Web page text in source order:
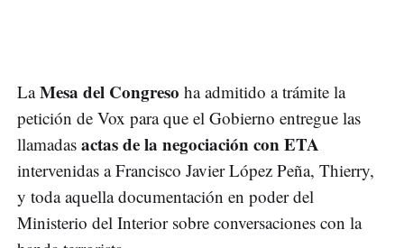
LaMesa del Congreso ha admitido a trámite la
petición de Vox para que el Gobierno entregue las
llamadas actas de la negociación con ETA
intervenidas a Francisco Javier López Peña, Thierry,
y toda aquella documentación en poder del
Ministerio del Interior sobre conversaciones con la